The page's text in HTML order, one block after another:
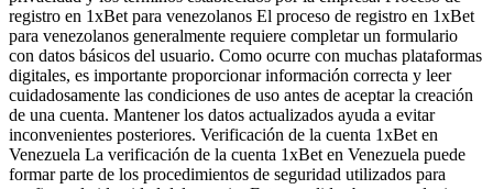
registro en 1xBet para venezolanos El proceso de registro en 1xBet
para venezolanos generalmente requiere completar un formulario
con datos básicos del usuario. Como ocurre con muchas plataformas
digitales, es importante proporcionar información correcta y leer
cuidadosamente las condiciones de uso antes de aceptar la creación
de una cuenta. Mantener los datos actualizados ayuda a evitar
inconvenientes posteriores. Verificación de la cuenta 1xBet en
Venezuela La verificación de la cuenta 1xBet en Venezuela puede
formar parte de los procedimientos de seguridad utilizados para